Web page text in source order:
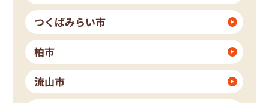
つくばみらい市
柏市
流山市